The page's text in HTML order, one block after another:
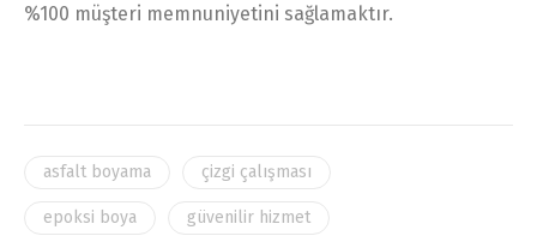
%100 müşteri memnuniyetini sağlamaktır.
asfalt boyama çizgi çalışması
epoksi boya güvenilir hizmet